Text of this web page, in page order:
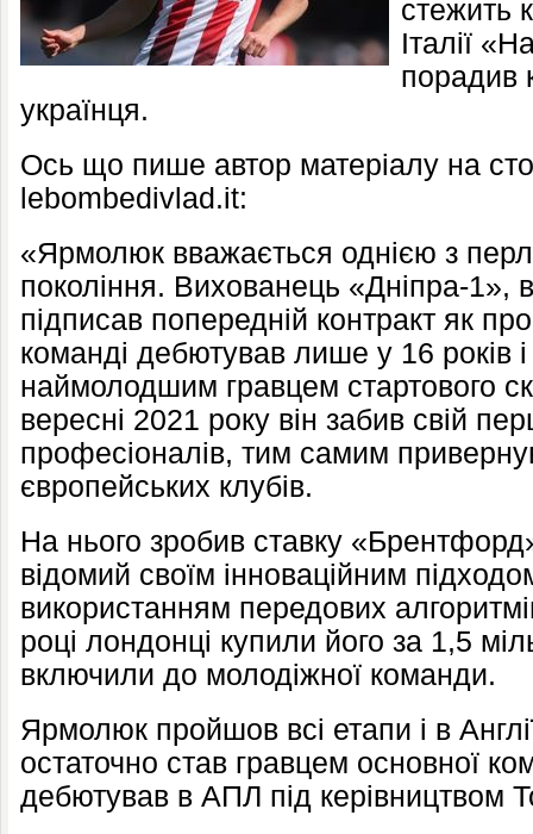
стежить
Італії
порадив
українця.
Ось що пише автор матеріалу на
lebombedivlad.it:
«Ярмолюк вважається однією з
покоління. Вихованець «Дніпра-1»,
підписав попередній контракт як
команді дебютував лише у 16 ​​років
наймолодшим гравцем стартового
вересні 2021 року він забив свій
професіоналів, тим самим
європейських клубів.
На нього зробив ставку
відомий своїм інноваційним
використанням передових
році лондонці купили його за 1,5
включили до молодіжної команди.
Ярмолюк пройшов всі етапи і в
остаточно став гравцем основної
дебютував в АПЛ під керівництвом